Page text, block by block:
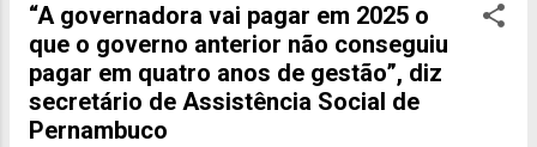
desses públicos e a importância do trabalho
em rede para avanços cada vez mais
expressivos no estado. “O CEDCA é um
espaço democrático de acolhimento,
pactuação, deliberação e controle social das
“A governadora vai pagar em 2025 o
que o governo anterior não conseguiu
pagar em quatro anos de gestão”, diz
secretário de Assistência Social de
Pernambuco